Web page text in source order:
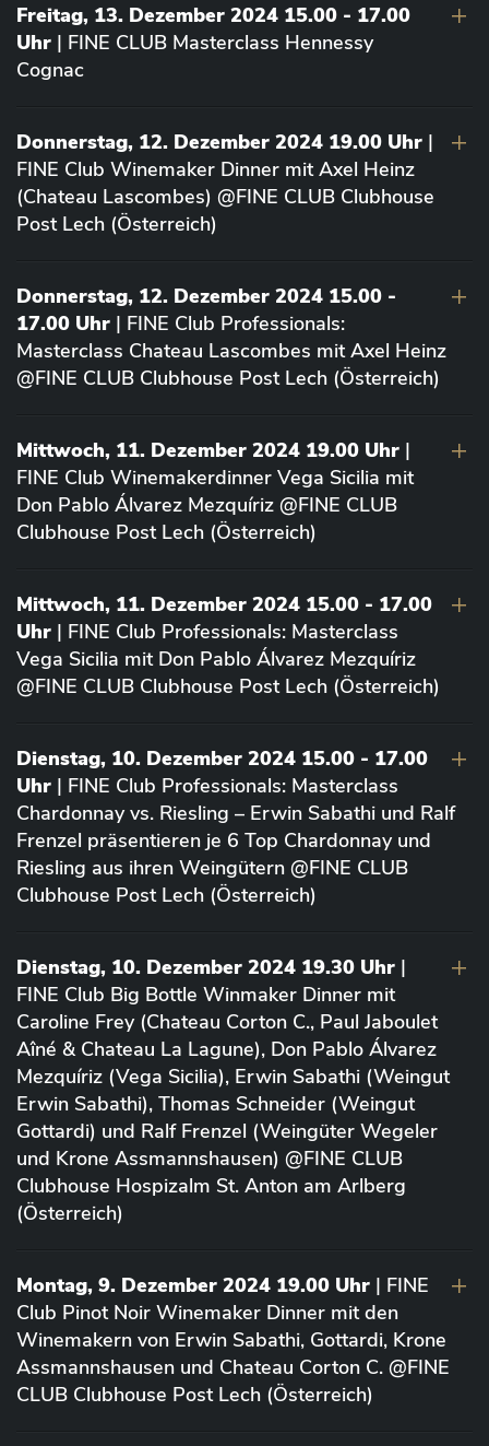
Freitag, 13. Dezember 2024 15.00 - 17.00
Uhr | FINE CLUB Masterclass Hennessy
Cognac
Donnerstag, 12. Dezember 2024 19.00 Uhr |
FINE Club Winemaker Dinner mit Axel Heinz
(Chateau Lascombes) @FINE CLUB Clubhouse
Post Lech (Österreich)
Donnerstag, 12. Dezember 2024 15.00 -
17.00 Uhr | FINE Club Professionals:
Masterclass Chateau Lascombes mit Axel Heinz
@FINE CLUB Clubhouse Post Lech (Österreich)
Mittwoch, 11. Dezember 2024 19.00 Uhr |
FINE Club Winemakerdinner Vega Sicilia mit
Don Pablo Álvarez Mezquíriz @FINE CLUB
Clubhouse Post Lech (Österreich)
Mittwoch, 11. Dezember 2024 15.00 - 17.00
Uhr | FINE Club Professionals: Masterclass
Vega Sicilia mit Don Pablo Álvarez Mezquíriz
@FINE CLUB Clubhouse Post Lech (Österreich)
Dienstag, 10. Dezember 2024 15.00 - 17.00
Uhr | FINE Club Professionals: Masterclass
Chardonnay vs. Riesling – Erwin Sabathi und Ralf
Frenzel präsentieren je 6 Top Chardonnay und
Riesling aus ihren Weingütern @FINE CLUB
Clubhouse Post Lech (Österreich)
Dienstag, 10. Dezember 2024 19.30 Uhr |
FINE Club Big Bottle Winmaker Dinner mit
Caroline Frey (Chateau Corton C., Paul Jaboulet
Aîné & Chateau La Lagune), Don Pablo Álvarez
Mezquíriz (Vega Sicilia), Erwin Sabathi (Weingut
Erwin Sabathi), Thomas Schneider (Weingut
Gottardi) und Ralf Frenzel (Weingüter Wegeler
und Krone Assmannshausen) @FINE CLUB
Clubhouse Hospizalm St. Anton am Arlberg
(Österreich)
Montag, 9. Dezember 2024 19.00 Uhr | FINE
Club Pinot Noir Winemaker Dinner mit den
Winemakern von Erwin Sabathi, Gottardi, Krone
Assmannshausen und Chateau Corton C. @FINE
CLUB Clubhouse Post Lech (Österreich)